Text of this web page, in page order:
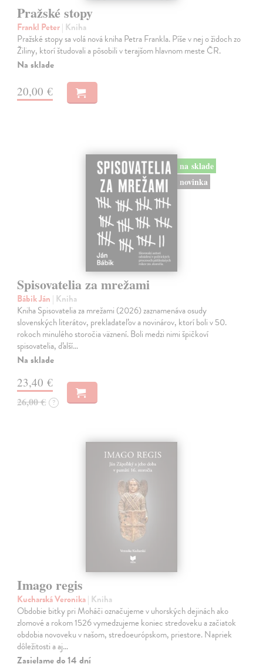
Pražské stopy
Frankl Peter| Kniha
Pražské stopy sa volá nová kniha Petra Frankla. Píše v nej o židoch zo
Žiliny, ktorí študovali a pôsobili v terajšom hlavnom meste ČR.
Na sklade
20,00 €
na sklade
novinka
Spisovatelia za mrežami
Bábik Ján | Kniha
Kniha Spisovatelia za mrežami (2026) zaznamenáva osudy
slovenských literátov, prekladateľov a novinárov, ktorí boli v 50.
rokoch minulého storočia väznení. Boli medzi nimi špičkoví
spisovatelia, ďalší…
Na sklade
23,40 €
26,00 € ?
Imago regis
Kucharská Veronika| Kniha
Obdobie bitky pri Moháči označujeme v uhorských dejinách ako
zlomové a rokom 1526 vymedzujeme koniec stredoveku a začiatok
obdobia novoveku v našom, stredoeurópskom, priestore. Napriek
dôležitosti a aj…
Zasielame do 14 dní